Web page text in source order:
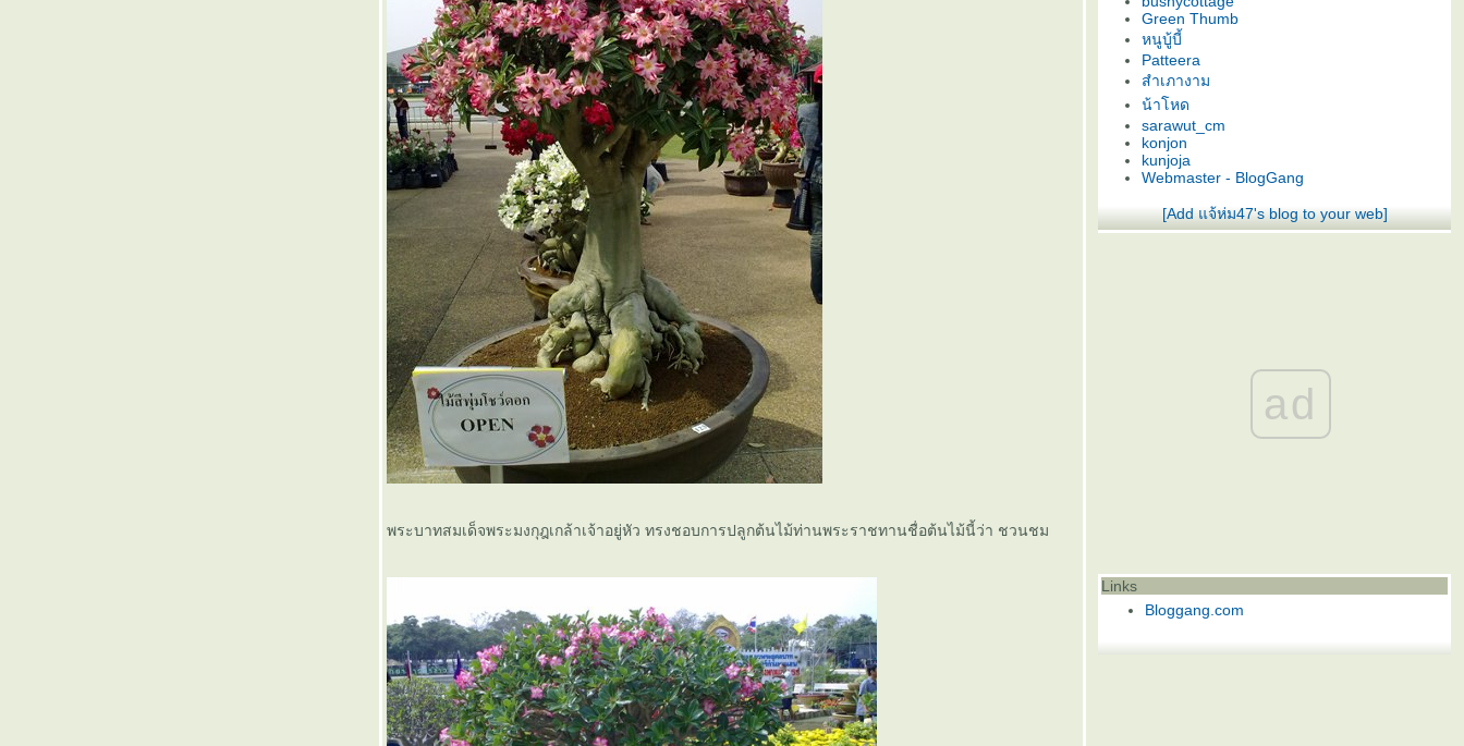
พระบาทสมเด็จพระมงกุฎเกล้าเจ้าอยู่หัว ทรงชอบการปลูกต้นไม้ท่านพระราชทานชื่อต้นไม้นี้ว่า ชวนชม
Green Thumb
หนูบู้บี้
Patteera
สำเภางาม
น้าโหด
sarawut_cm
konjon
kunjoja
Webmaster - BlogGang
[Add แจ้ห่ม47's blog to your web]
ad
Links
Bloggang.com